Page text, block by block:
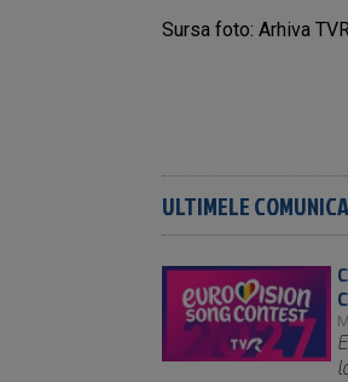
Sursa foto: Arhiva
ULTIMELE